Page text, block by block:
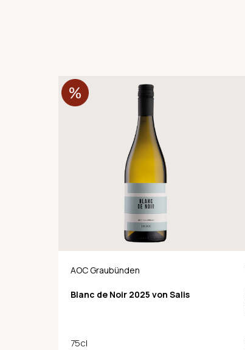
AOC Graubünden
Blanc de Noir 2025 von Salis
75cl